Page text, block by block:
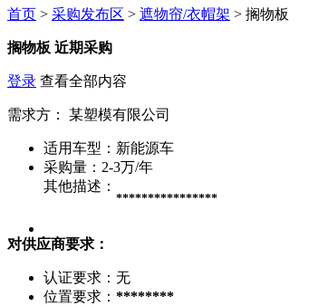
首页 > 采购发布区 > 遮物帘/衣帽架 > 搁物板
搁物板 近期采购
登录 查看全部内容
需求方： 某塑模有限公司
适用车型： 新能源车
采购量： 2-3万/年
其他描述：
****************
对供应商要求：
认证要求： 无
位置要求： ********